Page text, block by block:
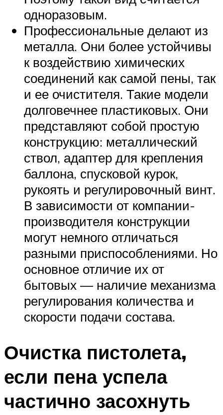
одноразовым.
Профессиональные делают из
металла. Они более устойчивы
к воздействию химических
соединений как самой пены, так
и ее очистителя. Такие модели
долговечнее пластиковых. Они
представляют собой простую
конструкцию: металлический
ствол, адаптер для крепления
баллона, спусковой курок,
рукоять и регулировочный винт.
В зависимости от компании-
производителя конструкции
могут немного отличаться
разными приспособлениями. Но
основное отличие их от
бытовых — наличие механизма
регулирования количества и
скорости подачи состава.
Очистка пистолета,
если пена успела
частично засохнуть